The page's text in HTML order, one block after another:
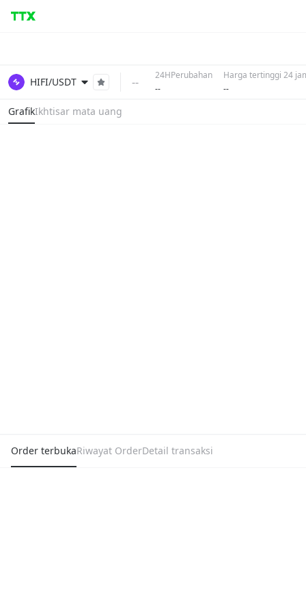
HIFI/USDT --
24HPerubahan
--
Harga tertinggi 24
--
GrafikIkhtisar mata uang
Order terbukaRiwayat OrderDetail transaksi